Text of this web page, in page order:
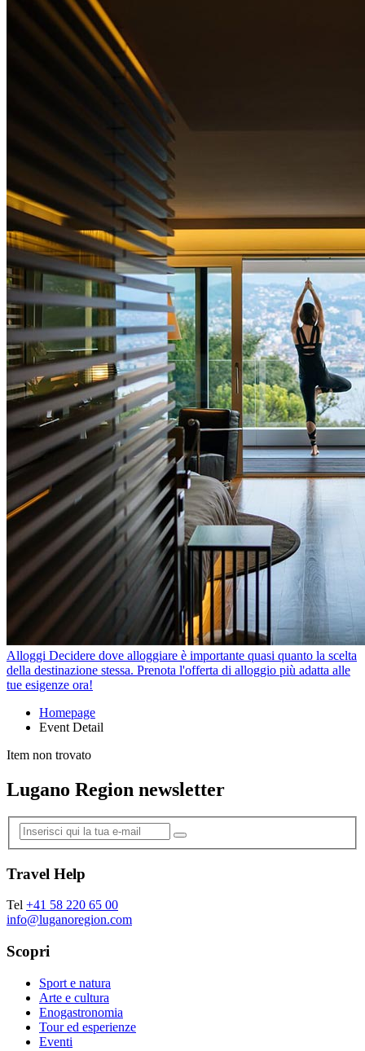
Alloggi Decidere dove alloggiare è importante quasi quanto la scelta
della destinazione stessa. Prenota l'offerta di alloggio più adatta alle
tue esigenze ora!
Homepage
Event Detail
Item non trovato
Lugano Region newsletter
Travel Help
Tel +41 58 220 65 00
info@luganoregion.com
Scopri
Sport e natura
Arte e cultura
Enogastronomia
Tour ed esperienze
Eventi